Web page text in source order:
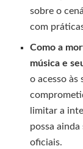
sobre o
com
Como a
música e
o acesso às
limitar a
possa
oficiais.